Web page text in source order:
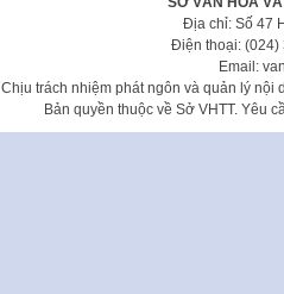
Địa chỉ: Số 47
Điện thoại: (024)
Email:
Chịu trách nhiệm phát ngôn và quản lý nội
Bản quyền thuộc về Sở VHTT. Yêu